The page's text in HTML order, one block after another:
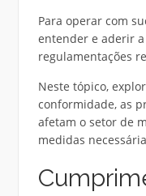
Para operar com
entender e aderir
regulamentações
Neste tópico,
conformidade, as
afetam o setor de
medidas